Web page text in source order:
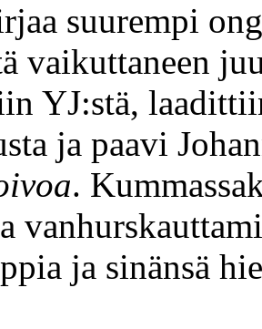
suurempi
vaikuttaneen
YJ:stä,
ja paavi
.
ja sinänsä